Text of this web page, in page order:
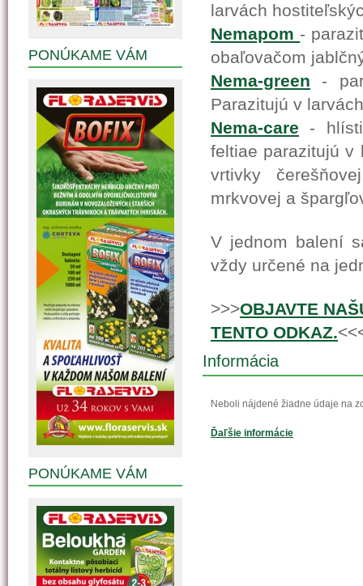
larvách
Nemapom -
obaľovačom
Nema-green -
Parazitujú v
Nema-care -
feltiae parazitujú v
vrtivky
mrkvovej a
V jednom balení
vždy určené na
>>>OBJAVTE
TENTO ODKAZ.
Informácia
Neboli nájdené žiadne údaje na
Ďaľšie informácie
PONÚKAME VÁM
PONÚKAME VÁM